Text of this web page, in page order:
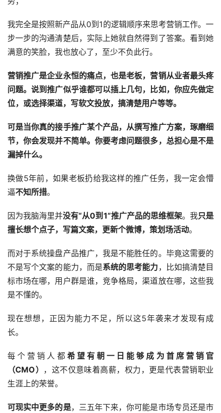
我完全是按照新产品从0到1的逻辑顺序来思考营销工作。一
步一步的沟通清楚后，实际上她就自然得到了答案。看到她
满意的笑脸，我也放心了，至少不负此行。
营销推广是企业永恒的痛点，也是老板，营销从业者最头疼
问题。说到推广似乎谁都可以插上几句，比如，你应先做定
位，或选择渠道，写软文投放，搞清楚用户等等。
可是当你真的接手推广某个产品，从撰写推广方案，琢磨细
节，你会发现并不简单。你要考虑问题很多，总担心是不是
漏掉什么。
换做5年前，如果老板扔给我这样的推广任务，我一定会懵
逼不知所措。
因为我脑海里并没有“从0到1”推广产品的思维框架。我只是
擅长想个点子，写篇文案，更新个微博，策划场活动。
而对于系统操盘产品推广，我是不能胜任的。毕竟这需要的
不是写个文案的能力，而是系统的思考能力，比如搞清楚目
标市场在哪，用户群是谁，竞争格局，渠道放在哪，这些我
是不懂的。
现在想想，正因为能力不足，所以这5年袭来才发现有成
长。
每个营销人都 希望有朝一日能够成为首席营销官
（CMO） ，这不仅意味着高薪，权力，更是代表营销职业
生涯上的荣誉。
可现实中更多的是，三五年下来，你可能是市场专员还是市